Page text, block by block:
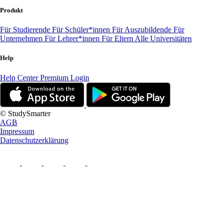
Produkt
Für Studierende Für Schüler*innen Für Auszubildende Für
Unternehmen Für Lehrer*innen Für Eltern Alle Universitäten
Help
Help CenterPremium Login
© StudySmarter
AGB
Impressum
Datenschutzerklärung